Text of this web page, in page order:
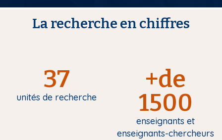
La recherche en chiffres
37
unités de recherche
+de
1500
enseignants et
enseignants-chercheurs